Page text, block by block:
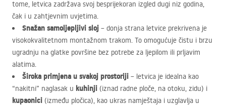
tome, letvica zadržava svoj besprijekoran izgled dugi niz godina,
čak i u zahtjevnim uvjetima.
Snažan samoljepljivi sloj – donja strana letvice prekrivena je
visokokvalitetnom montažnom trakom. To omogućuje čistu i brzu
ugradnju na glatke površine bez potrebe za ljepilom ili prljavim
alatima.
Široka primjena u svakoj prostoriji – letvica je idealna kao
“nakitni” naglasak u kuhinji (iznad radne ploče, na otoku, zidu) i
kupaonici (između pločica), kao ukras namještaja i uzglavlja u